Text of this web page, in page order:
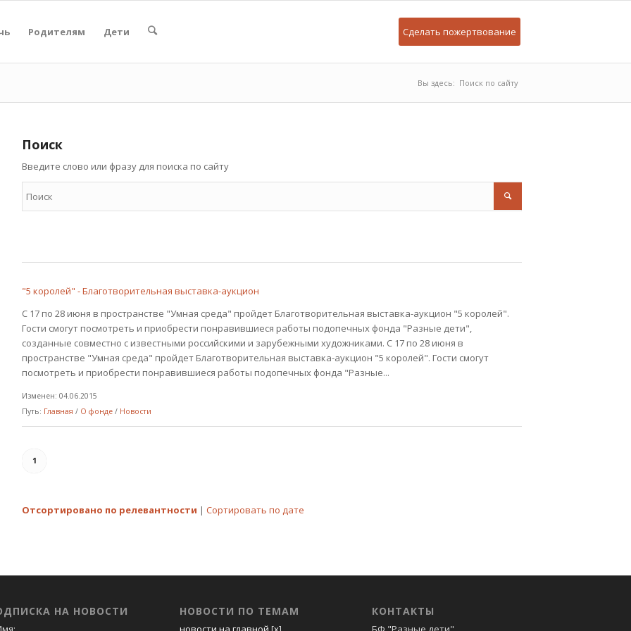
Родителям Дети Сделать пожертвование
Вы здесь: Поиск по сайту
Поиск
Введите слово или фразу для поиска по сайту
"5 королей" - Благотворительная выставка-аукцион
С 17 по 28 июня в пространстве "Умная среда" пройдет Благотворительная выставка-аукцион "5 королей".
Гости смогут посмотреть и приобрести понравившиеся работы подопечных фонда "Разные дети",
созданные совместно с известными российскими и зарубежными художниками. С 17 по 28 июня в
пространстве "Умная среда" пройдет Благотворительная выставка-аукцион "5 королей". Гости смогут
посмотреть и приобрести понравившиеся работы подопечных фонда "Разные...
Изменен: 04.06.2015
Путь: Главная / О фонде / Новости
1
Отсортировано по релевантности | Сортировать по дате
НА НОВОСТИ НОВОСТИ ПО ТЕМАМ КОНТАКТЫ